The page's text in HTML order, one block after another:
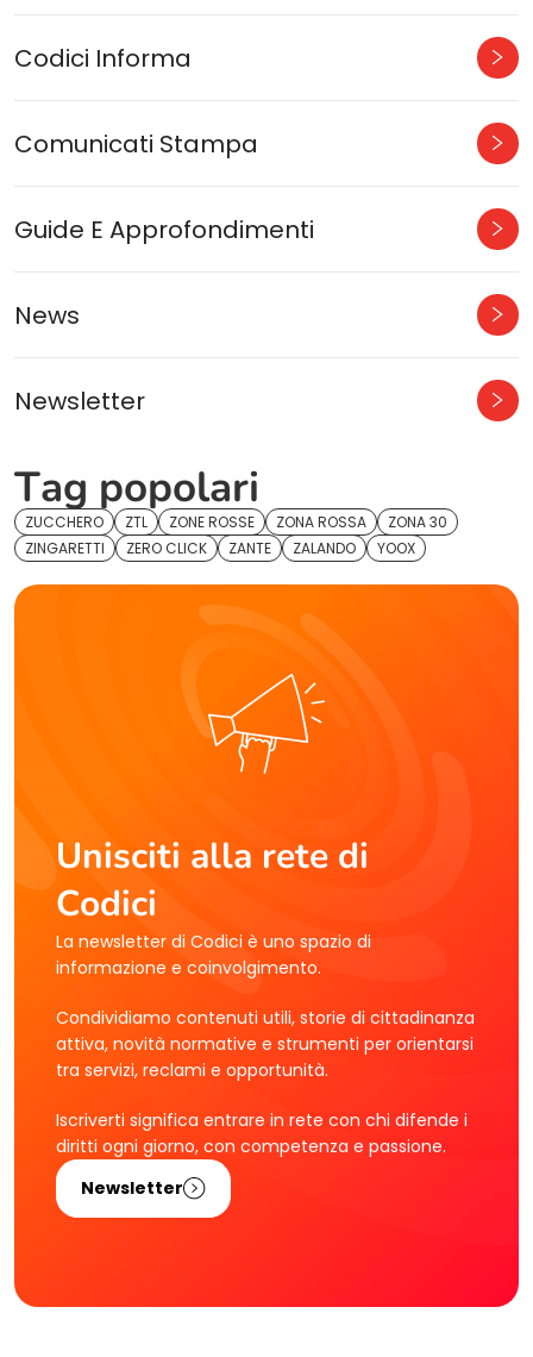
Codici Informa
Comunicati Stampa
Guide E Approfondimenti
News
Newsletter
Tag popolari
ZUCCHERO ZTL ZONE ROSSE ZONA ROSSA
ZONA 30
ZINGARETTI
ZERO CLICK ZANTE ZALANDO YOOX
Unisciti alla rete di
Codici
La newsletter di Codici è uno spazio di
informazione e coinvolgimento.
Condividiamo contenuti utili, storie di cittadinanza
attiva, novità normative e strumenti per orientarsi
tra servizi, reclami e opportunità.
Iscriverti significa entrare in rete con chi difende i
diritti ogni giorno, con competenza e passione.
Newsletter